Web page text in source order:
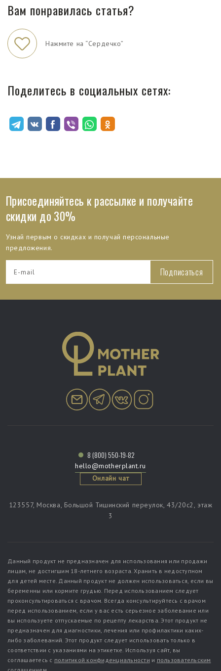
Вам понравилась статья?
Нажмите на “Сердечко”
Поделитесь в социальных сетях:
Присоединяйтесь к рассылке и получайте
скидки до 30%
Узнай первым о скидках и получай персональные
предложения.
Подписаться
8 (800) 550-19-82
hello@motherplant.ru
Онлайн чат
123557, Москва, Большой Тишинский переулок, 43/20c2, этаж
3
Данный продукт не предназначен для использования или продажи
лицам, не достигшим 18-летнего возраста. Хранить в недоступном
для детей месте. Данный продукт не должен использоваться, если вы
беременны или кормите грудью. Перед использованием следует
проконсультироваться с врачом. Всегда консультируйтесь с врачом
перед использованием, если у вас есть серьезное заболевание или
вы используете отпускаемые по рецепту лекарства. Этот продукт не
предназначен для диагностики, лечения или профилактики каких-
либо заболеваний. Этот продукт следует использовать только в
соответствии с указаниями на этикетке. Используя сайт, вы
соглашаетесь с политикой конфиденциальности и пользовательским